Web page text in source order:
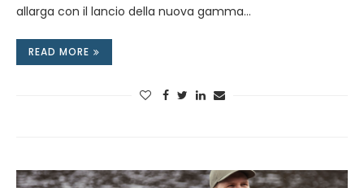
allarga con il lancio della nuova gamma…
READ MORE